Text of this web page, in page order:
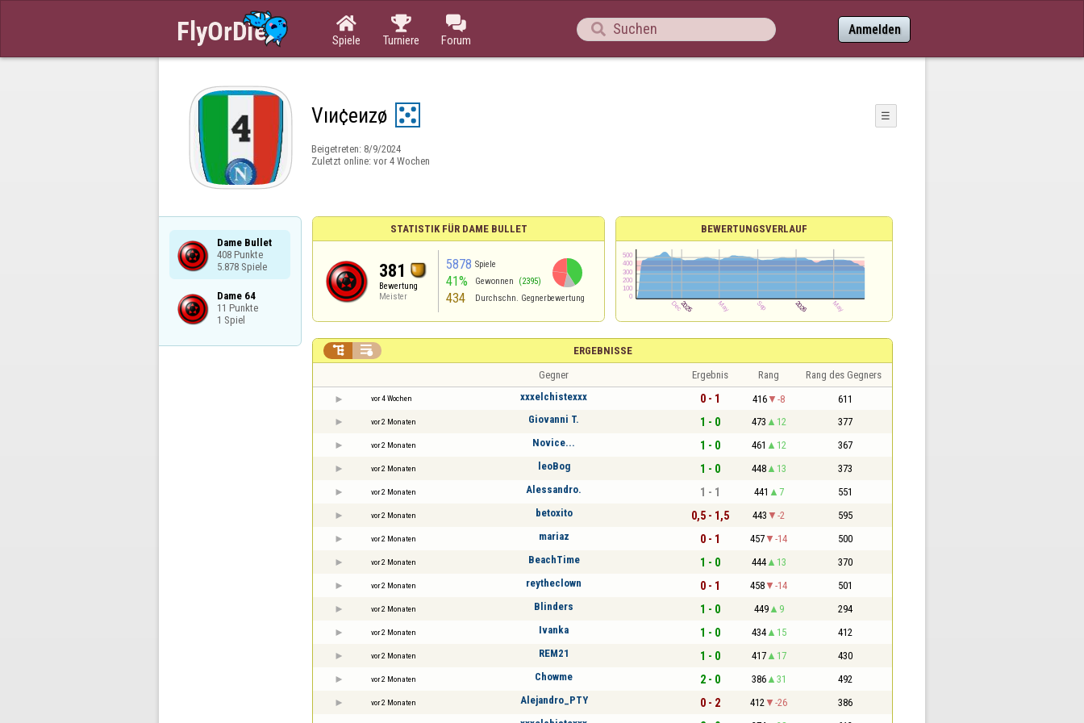

Spiele

Turniere

Forum
 Anmelden
Vıи¢eиzø ☰
Beigetreten: 8/9/2024
Zuletzt online: vor 4 Wochen
Dame Bullet
408 Punkte
5.878 Spiele
Dame 64
11 Punkte
1 Spiel
STATISTIK FÜR DAME BULLET
381
Bewertung
Meister
5878 Spiele
41% Gewonnen (2395)
434 Durchschn. Gegnerbewertung
BEWERTUNGSVERLAUF
ERGEBNISSE
 
Gegner Ergebnis Rang Rang des Gegners
vor 4 Wochen xxxelchistexxx 0 - 1 416 -8 611
vor 2 Monaten Giovanni T. 1 - 0 473 12 377
vor 2 Monaten Novice... 1 - 0 461 12 367
vor 2 Monaten leoBog 1 - 0 448 13 373
vor 2 Monaten Alessandro. 1 - 1 441 7 551
vor 2 Monaten betoxito 0,5 - 1,5 443 -2 595
vor 2 Monaten mariaz 0 - 1 457 -14 500
vor 2 Monaten BeachTime 1 - 0 444 13 370
vor 2 Monaten reytheclown 0 - 1 458 -14 501
vor 2 Monaten Blinders 1 - 0 449 9 294
vor 2 Monaten Ivanka 1 - 0 434 15 412
vor 2 Monaten REM21 1 - 0 417 17 430
vor 2 Monaten Chowme 2 - 0 386 31 492
vor 2 Monaten Alejandro_PTY 0 - 2 412 -26 386